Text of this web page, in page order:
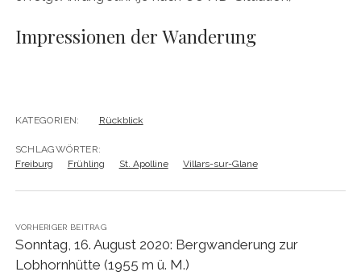
Impressionen der Wanderung
KATEGORIEN: Rückblick
SCHLAGWÖRTER:
Freiburg
Frühling St. Apolline Villars-sur-Glane
VORHERIGER BEITRAG
Sonntag, 16. August 2020: Bergwanderung zur
Lobhornhütte (1955 m ü. M.)